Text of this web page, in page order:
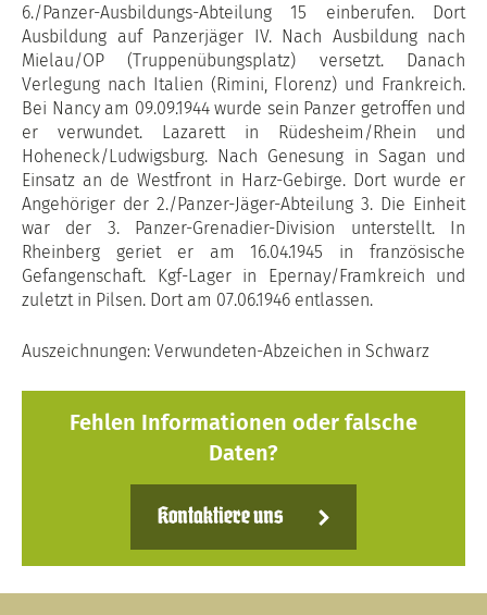
6./Panzer-Ausbildungs-Abteilung 15 einberufen. Dort
Ausbildung auf Panzerjäger IV. Nach Ausbildung nach
Mielau/OP (Truppenübungsplatz) versetzt. Danach
Verlegung nach Italien (Rimini, Florenz) und Frankreich.
Bei Nancy am 09.09.1944 wurde sein Panzer getroffen und
er verwundet. Lazarett in Rüdesheim/Rhein und
Hoheneck/Ludwigsburg. Nach Genesung in Sagan und
Einsatz an de Westfront in Harz-Gebirge. Dort wurde er
Angehöriger der 2./Panzer-Jäger-Abteilung 3. Die Einheit
war der 3. Panzer-Grenadier-Division unterstellt. In
Rheinberg geriet er am 16.04.1945 in französische
Gefangenschaft. Kgf-Lager in Epernay/Framkreich und
zuletzt in Pilsen. Dort am 07.06.1946 entlassen.
Auszeichnungen: Verwundeten-Abzeichen in Schwarz
Fehlen Informationen oder falsche
Daten?
Kontaktiere uns